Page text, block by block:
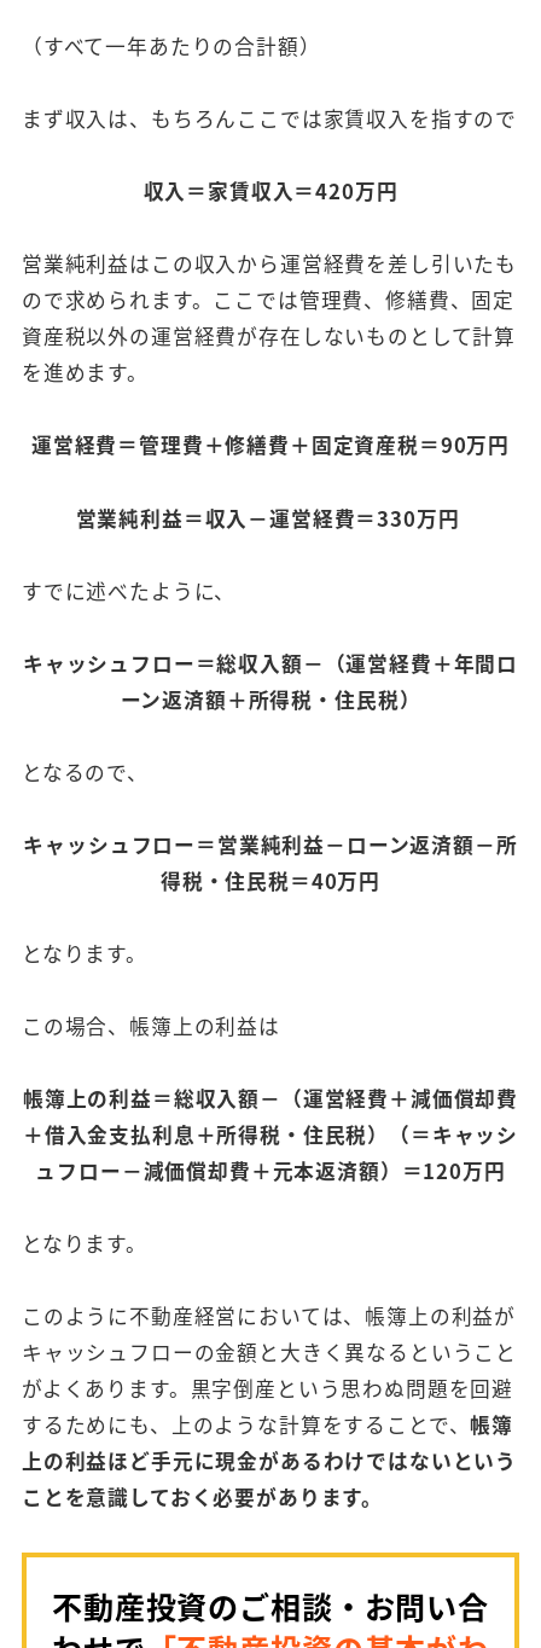
（すべて一年あたりの合計額）
まず収入は、もちろんここでは家賃収入を指すので
収入＝家賃収入＝420万円
営業純利益はこの収入から運営経費を差し引いたも
ので求められます。ここでは管理費、修繕費、固定
資産税以外の運営経費が存在しないものとして計算
を進めます。
運営経費＝管理費＋修繕費＋固定資産税＝90万円
営業純利益＝収入－運営経費＝330万円
すでに述べたように、
キャッシュフロー＝総収入額－（運営経費＋年間ロ
ーン返済額＋所得税・住民税）
となるので、
キャッシュフロー＝営業純利益－ローン返済額－所
得税・住民税＝40万円
となります。
この場合、帳簿上の利益は
帳簿上の利益＝総収入額－（運営経費＋減価償却費
＋借入金支払利息＋所得税・住民税）（＝キャッシ
ュフロー－減価償却費＋元本返済額）＝120万円
となります。
このように不動産経営においては、帳簿上の利益が
キャッシュフローの金額と大きく異なるということ
がよくあります。黒字倒産という思わぬ問題を回避
するためにも、上のような計算をすることで、帳簿
上の利益ほど手元に現金があるわけではないという
ことを意識しておく必要があります。
不動産投資のご相談・お問い合